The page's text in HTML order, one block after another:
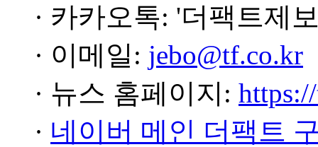
· 카카오톡: '더팩트제
· 이메일: jebo@tf.co.kr
· 뉴스 홈페이지:
· 네이버 메인 더팩트